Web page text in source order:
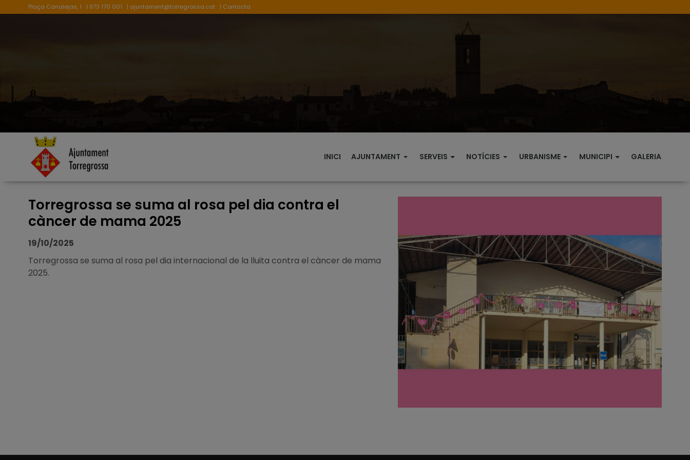
Plaça Canalejas, 1 | 973 170 001 | ajuntament@torregrossa.cat | Contacta
INICI AJUNTAMENT SERVEIS NOTÍCIES URBANISME MUNICIPI GALERIA
Torregrossa se suma al rosa pel dia contra el
càncer de mama 2025
19/10/2025
Torregrossa se suma al rosa pel dia internacional de la lluita contra el càncer de mama
2025.